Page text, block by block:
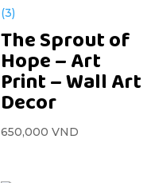
The Sprout of
Hope – Art
Print – Wall Art
Decor
650,000 VND